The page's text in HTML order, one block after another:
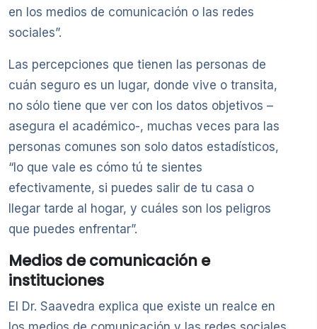
en los medios de comunicación o las redes
sociales”.
Las percepciones que tienen las personas de
cuán seguro es un lugar, donde vive o transita,
no sólo tiene que ver con los datos objetivos –
asegura el académico-, muchas veces para las
personas comunes son solo datos estadísticos,
“lo que vale es cómo tú te sientes
efectivamente, si puedes salir de tu casa o
llegar tarde al hogar, y cuáles son los peligros
que puedes enfrentar”.
Medios de comunicación e
instituciones
El Dr. Saavedra explica que existe un realce en